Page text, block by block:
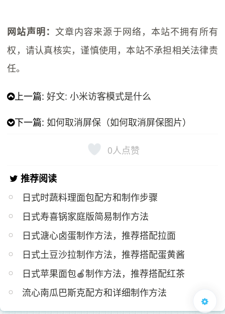
网站声明： 文章内容来源于网络，本站不拥有所有
权，请认真核实，谨慎使用，本站不承担相关法律责
任。
上一篇:好文: 小米访客模式是什么
下一篇:如何取消屏保（如何取消屏保图片）
0人点赞
推荐阅读
日式时蔬料理面包配方和制作步骤
日式寿喜锅家庭版简易制作方法
日式溏心卤蛋制作方法，推荐搭配拉面
日式土豆沙拉制作方法，推荐搭配蛋黄酱
日式苹果面包🍎制作方法，推荐搭配红茶
流心南瓜巴斯克配方和详细制作方法